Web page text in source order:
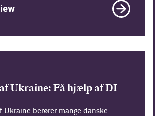
Ukraine: Få hjælp af DI
Ukraine berører mange danske